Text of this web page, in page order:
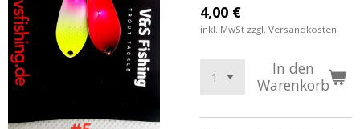
4,00 €
inkl. MwSt zzgl. Versandkosten
In den
Warenkorb